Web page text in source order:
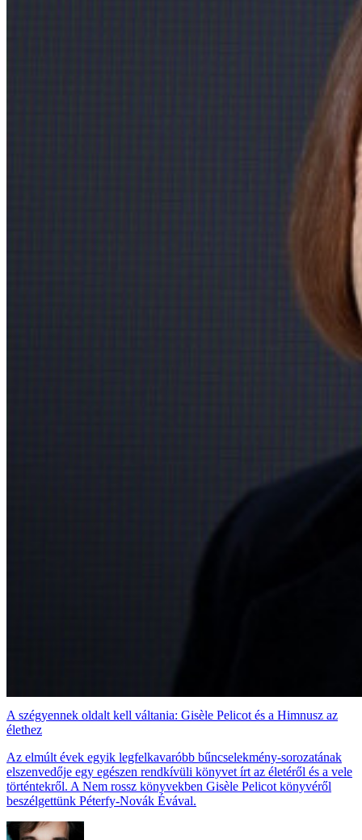
A szégyennek oldalt kell váltania: Gisèle Pelicot és a Himnusz az
élethez
Az elmúlt évek egyik legfelkavaróbb bűncselekmény-sorozatának
elszenvedője egy egészen rendkívüli könyvet írt az életéről és a vele
történtekről. A Nem rossz könyvekben Gisèle Pelicot könyvéről
beszélgettünk Péterfy-Novák Évával.